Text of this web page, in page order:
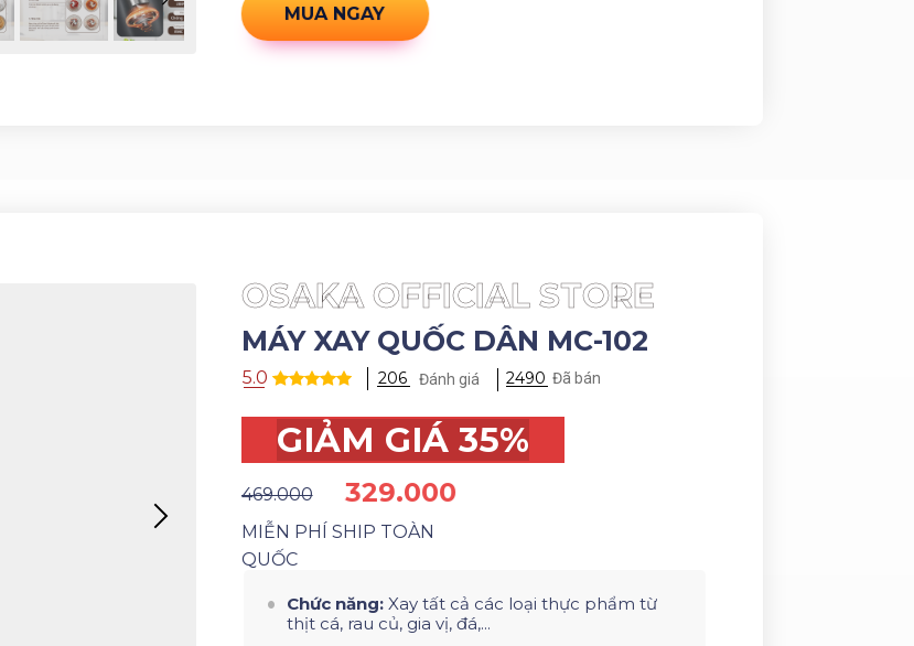
MUA NGAY
MÁY XAY QUỐC DÂN MC-102
OSAKA OFFICIAL STORE
MIỄN PHÍ SHIP TOÀN
QUỐC
5.0
GIẢM GIÁ 35%
329.000
469.000
Chức năng: Xay tất cả các loại thực phẩm từ
thịt cá, rau củ, gia vị, đá,...
Đã bán
2490
Đánh giá
206